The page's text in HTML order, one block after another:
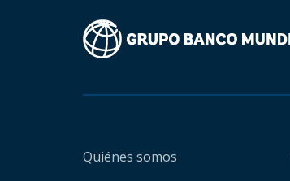
Quiénes somos